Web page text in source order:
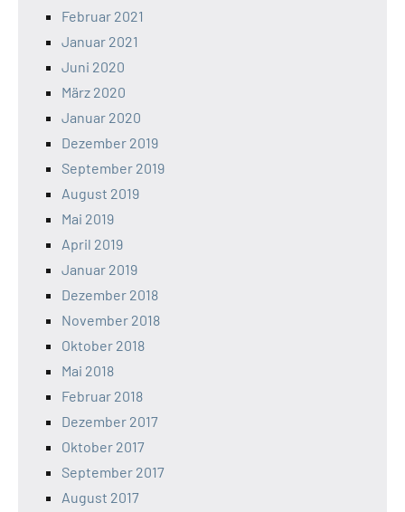
Februar 2021
Januar 2021
Juni 2020
März 2020
Januar 2020
Dezember 2019
September 2019
August 2019
Mai 2019
April 2019
Januar 2019
Dezember 2018
November 2018
Oktober 2018
Mai 2018
Februar 2018
Dezember 2017
Oktober 2017
September 2017
August 2017